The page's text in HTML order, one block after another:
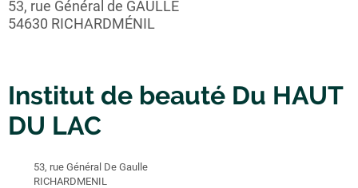
53, rue Général de GAULLE
54630 RICHARDMÉNIL
Institut de beauté Du HAUT
DU LAC
53, rue Général De Gaulle
RICHARDMENIL